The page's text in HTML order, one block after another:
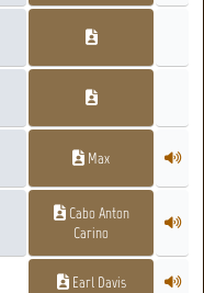
Max
Cabo Anton
Carino
Earl Davis